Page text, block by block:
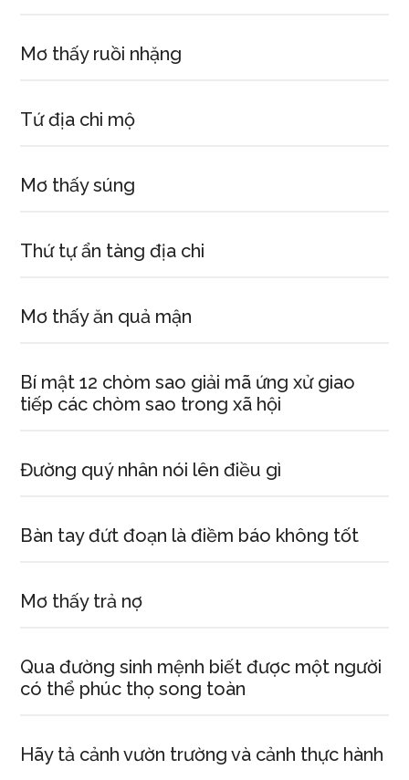
Mơ thấy ruồi nhặng
Tứ địa chi mộ
Mơ thấy súng
Thứ tự ẩn tàng địa chi
Mơ thấy ăn quả mận
Bí mật 12 chòm sao giải mã ứng xử giao
tiếp các chòm sao trong xã hội
Đường quý nhân nói lên điều gì
Bàn tay đứt đoạn là điềm báo không tốt
Mơ thấy trả nợ
Qua đường sinh mệnh biết được một người
có thể phúc thọ song toàn
Hãy tả cảnh vườn trường và cảnh thực hành